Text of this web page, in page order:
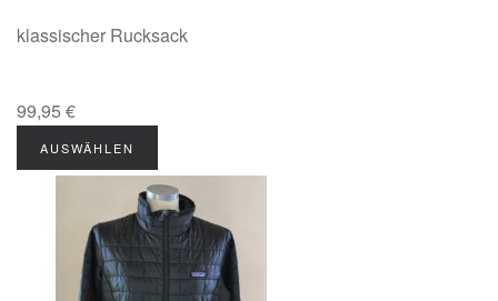
klassischer Rucksack
99,95 €
AUSWÄHLEN